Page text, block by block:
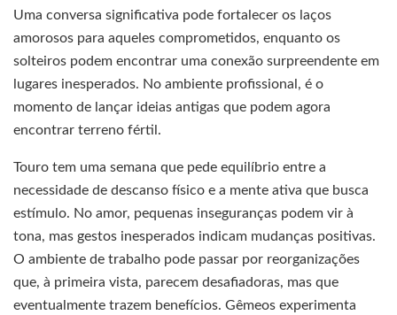
Uma conversa significativa pode fortalecer os laços
amorosos para aqueles comprometidos, enquanto os
solteiros podem encontrar uma conexão surpreendente em
lugares inesperados. No ambiente profissional, é o
momento de lançar ideias antigas que podem agora
encontrar terreno fértil.
Touro tem uma semana que pede equilíbrio entre a
necessidade de descanso físico e a mente ativa que busca
estímulo. No amor, pequenas inseguranças podem vir à
tona, mas gestos inesperados indicam mudanças positivas.
O ambiente de trabalho pode passar por reorganizações
que, à primeira vista, parecem desafiadoras, mas que
eventualmente trazem benefícios. Gêmeos experimenta